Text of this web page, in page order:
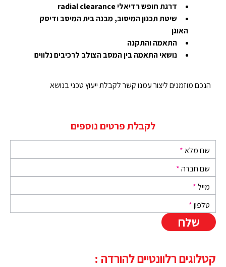
דרגת חופש רדיאליradial clearance
שיטת תכנון המיסוב, מבנה בית המיסב ודיסק
האוגן
התאמה והתקנה
נושאי התאמה בין המסב הצולב לרכיבים נלווים
הנכם מוזמנים ליצור עמנו קשר לקבלת ייעוץ טכני בנושא
לקבלת פרטים נוספים
שם מלא*
שם חברה*
מייל*
טלפון*
קטלוגים רלוונטיים להורדה :